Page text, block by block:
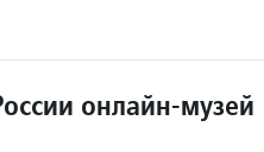
онлайн-музей